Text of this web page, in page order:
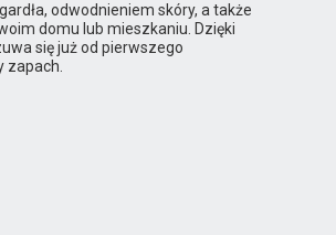
odwodnieniem skóry, a także
domu lub mieszkaniu. Dzięki
się już od pierwszego